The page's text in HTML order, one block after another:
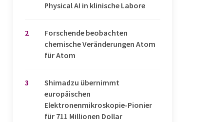
Physical AI in klinische Labore
2
Forschende beobachten
chemische Veränderungen Atom
für Atom
3
Shimadzu übernimmt
europäischen
Elektronenmikroskopie-Pionier
für 711 Millionen Dollar